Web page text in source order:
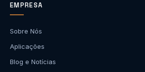
EMPRESA
Sobre Nós
Aplicações
Blog e Notícias